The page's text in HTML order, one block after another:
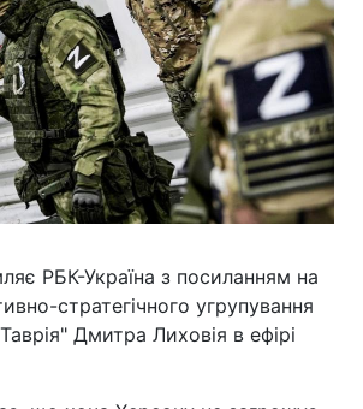
РБК-Україна з посиланням на
стратегічного угрупування
Дмитра Лиховія в ефірі